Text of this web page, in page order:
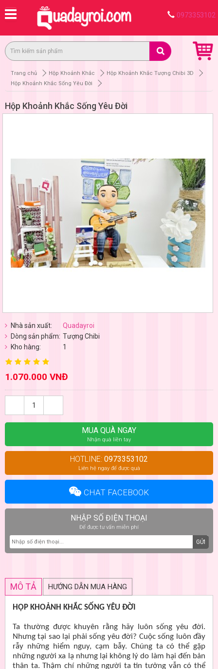
0973353102
Trang chủ Hộp Khoảnh Khắc
Hộp Khoảnh Khắc Tượng Chibi 3D
Hộp Khoảnh Khắc Sống Yêu Đời
Hộp Khoảnh Khắc Sống Yêu Đời
Nhà sản xuất:
Quadayroi
Dòng sản phẩm: Tượng Chibi
Kho hàng:
1
1.070.000 VNĐ
MUA QUÀ NGAY
Nhận quà liền tay
HOTLINE: 0973353102
Liên hệ ngay để được quà
CHAT FACEBOOK
NHẬP SỐ ĐIỆN THOẠI
Để được tư vấn miễn phí
GỬI
MÔ TẢ HƯỚNG DẪN MUA HÀNG
HỘP KHOẢNH KHẮC SỐNG YÊU ĐỜI
Ta thường được khuyên rằng hãy luôn sống yêu đời.
Nhưng tại sao lại phải sống yêu đời? Cuộc sống luôn đầy
rẫy những hiểm nguy, cạm bẫy. Chúng ta có thể gặp
những người xa lạ nhưng lại không lý do làm hại đến bản
thân ta. Thậm chí những người ta tin tưởng vẫn có thể